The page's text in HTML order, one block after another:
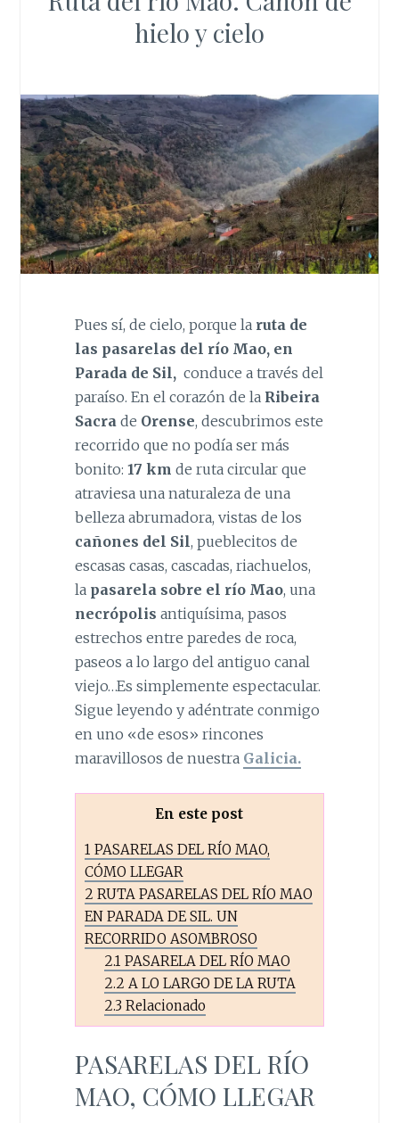
hielo y cielo
Pues sí, de cielo, porque la ruta de
las pasarelas del río Mao, en
Parada de Sil, conduce a través del
paraíso. En el corazón de la Ribeira
Sacra de Orense, descubrimos este
recorrido que no podía ser más
bonito: 17 km de ruta circular que
atraviesa una naturaleza de una
belleza abrumadora, vistas de los
cañones del Sil, pueblecitos de
escasas casas, cascadas, riachuelos,
la pasarela sobre el río Mao, una
necrópolis antiquísima, pasos
estrechos entre paredes de roca,
paseos a lo largo del antiguo canal
viejo…Es simplemente espectacular.
Sigue leyendo y adéntrate conmigo
en uno «de esos» rincones
maravillosos de nuestra Galicia.
En este post
1 PASARELAS DEL RÍO MAO,
CÓMO LLEGAR
2 RUTA PASARELAS DEL RÍO MAO
EN PARADA DE SIL. UN
RECORRIDO ASOMBROSO
2.1 PASARELA DEL RÍO MAO
2.2 A LO LARGO DE LA RUTA
2.3 Relacionado
PASARELAS DEL RÍO
MAO, CÓMO LLEGAR